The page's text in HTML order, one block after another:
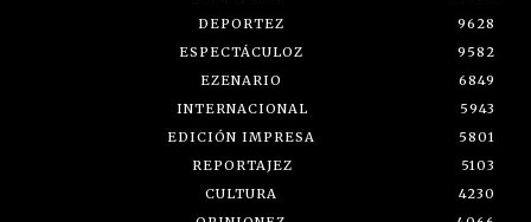
DEPORTEZ
9628
ESPECTÁCULOZ
9582
EZENARIO
6849
INTERNACIONAL
5943
EDICIÓN IMPRESA
5801
REPORTAJEZ
5103
CULTURA
4230